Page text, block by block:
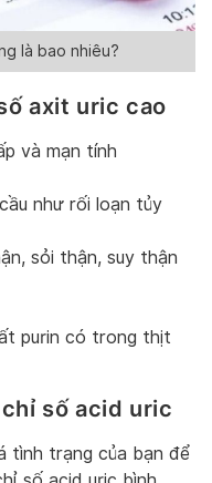
là bao nhiêu?
axit uric cao
và mạn tính
như rối loạn tủy
sỏi thận, suy thận
purin có trong thịt
số acid uric
tình trạng của bạn để